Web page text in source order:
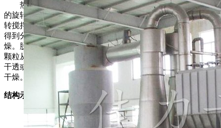
热空气切线进入干燥器底部，在搅拌器带动下形成强有力
的旋转风场。膏状物料由螺旋加料器进入干燥器内，在高速旋
转搅拌桨的强烈作用下，物料受撞击、磨擦及剪切力的作用下
得到分散，块状物料迅速粉碎，与热空气充分接触、受热、干
燥。脱水后的干物料随热气流上升，分级环将大颗粒截留，小
颗粒从环中心排出干燥器外，由旋风分离器和除尘器回收，未
干透或大块物料受离心力作用甩向器壁，重新落到底部被粉碎
干燥。
结构示意图